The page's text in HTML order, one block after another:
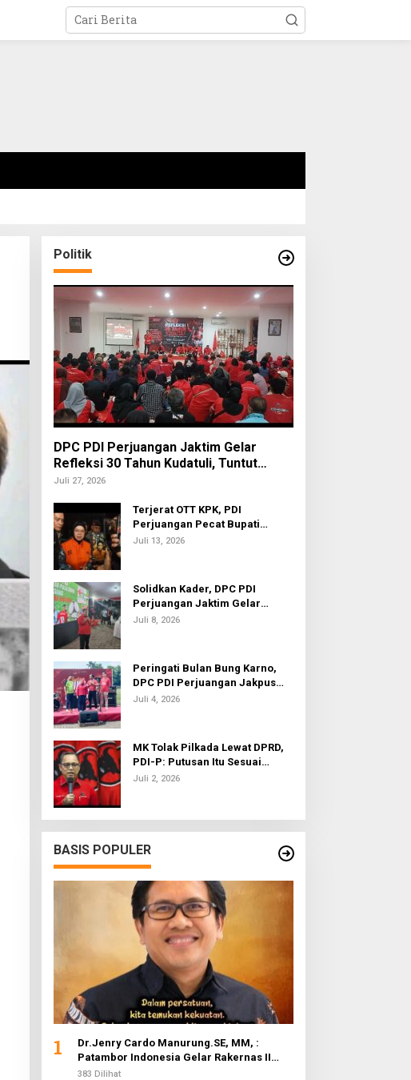
Politik
DPC PDI Perjuangan Jaktim Gelar
Refleksi 30 Tahun Kudatuli, Tuntut
Penuntasan Hukum Aktor Intelektual
Juli 27, 2026
Terjerat OTT KPK, PDI
Perjuangan Pecat Bupati
Sukoharjo Etik Suryani
Juli 13, 2026
Solidkan Kader, DPC PDI
Perjuangan Jaktim Gelar
Nobar Piala Dunia 2026
Juli 8, 2026
Peringati Bulan Bung Karno,
DPC PDI Perjuangan Jakpus
Gelar Turnamen Sepak Bola U-
Juli 4, 2026
MK Tolak Pilkada Lewat DPRD,
PDI-P: Putusan Itu Sesuai
dengan Semangat Reformasi
Juli 2, 2026
BASIS POPULER
1
Dr.Jenry Cardo Manurung.SE, MM, :
Patambor Indonesia Gelar Rakernas II
Evaluasi Program Kerja
383 Dilihat